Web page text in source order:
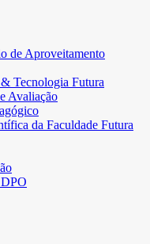
de Aproveitamento
Tecnologia Futura
Avaliação
da Faculdade Futura